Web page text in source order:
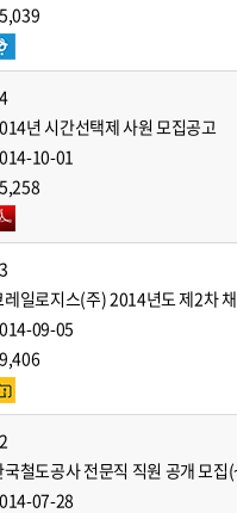
년 시간선택제 사원 모집공고
10-01
레일로지스(주) 2014년도 제2차
09-05
국철도공사 전문직 직원 공개 모집
07-28